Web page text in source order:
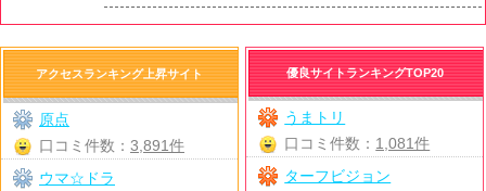
優良サイトランキングTOP20
うまトリ
口コミ件数： 1,081件
ターフビジョン
アクセスランキング上昇サイト
原点
口コミ件数： 3,891件
ウマ☆ドラ